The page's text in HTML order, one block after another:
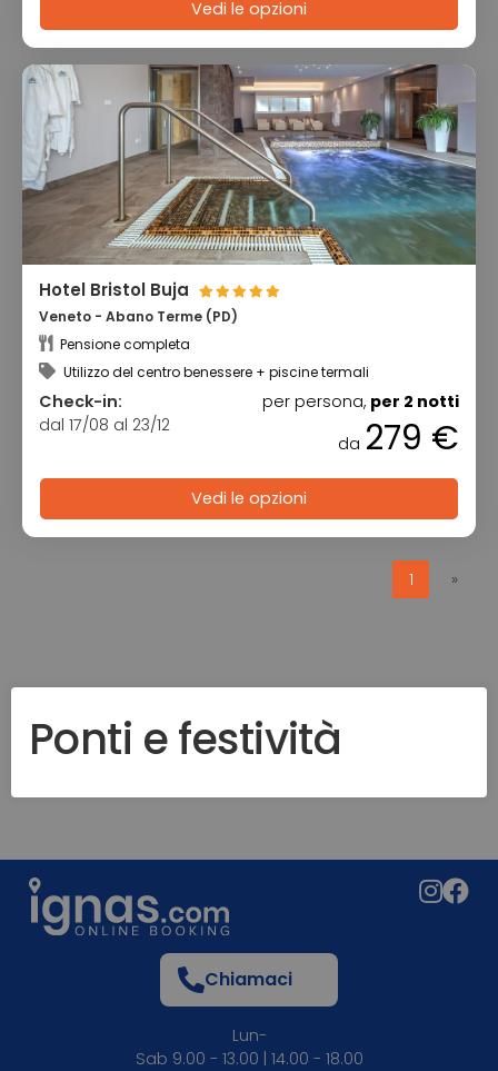
Vedi le opzioni
Hotel Bristol Buja
Veneto - Abano Terme (PD)
Pensione completa
Utilizzo del centro benessere + piscine termali
Check-in:
dal 17/08 al 23/12
per persona, per 2 notti
da 279 €
Vedi le opzioni
1 »
Ponti e festività
Chiamaci
Lun-
Sab 9.00 - 13.00 | 14.00 - 18.00